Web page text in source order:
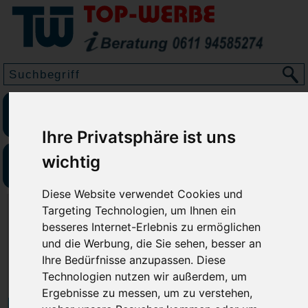
Ihre Privatsphäre ist uns
wichtig
Diese Website verwendet Cookies und
Targeting Technologien, um Ihnen ein
besseres Internet-Erlebnis zu ermöglichen
und die Werbung, die Sie sehen, besser an
Ihre Bedürfnisse anzupassen. Diese
Technologien nutzen wir außerdem, um
Ergebnisse zu messen, um zu verstehen,
TOP Kugelschreiber